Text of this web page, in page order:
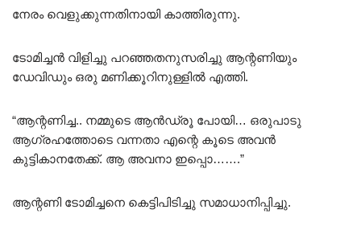
നേരം വെളുക്കുന്നതിനായി കാത്തിരുന്നു.
ടോമിച്ചൻ വിളിച്ചു പറഞ്ഞതനുസരിച്ചു ആന്റണിയും
ഡേവിഡും ഒരു മണിക്കൂറിനുള്ളിൽ എത്തി.
“ആന്റണിച്ച.. നമ്മുടെ ആൻഡ്രൂ പോയി… ഒരുപാടു
ആഗ്രഹത്തോടെ വന്നതാ എന്റെ കൂടെ അവൻ
കുട്ടികാനതേക്ക്. ആ അവനാ ഇപ്പൊ…….”
ആന്റണി ടോമിച്ചനെ കെട്ടിപിടിച്ചു സമാധാനിപ്പിച്ചു.